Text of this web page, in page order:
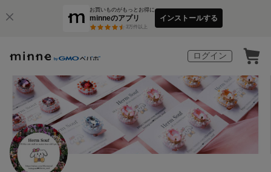
お買いものがもっとお得に
minneのアプリ
3万件以上
インストールする
ログイン